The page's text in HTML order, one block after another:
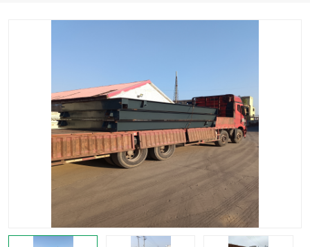
地磅传感器 废纸打包机
装载机电子秤 输送机
半自动输送机 全自动输送机
冷却塔 食品螺旋塔
撕碎机 木材撕碎机
塑料撕碎机 金属撕碎机